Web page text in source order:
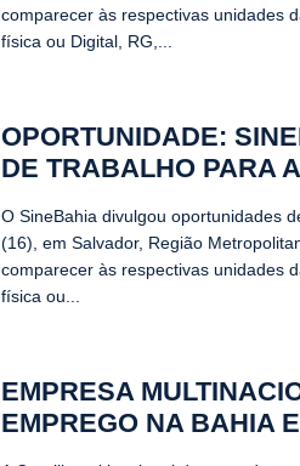
comparecer às respectivas unidades
física ou Digital, RG,...
OPORTUNIDADE:
DE TRABALHO PARA
O SineBahia divulgou oportunidades
(16), em Salvador, Região
comparecer às respectivas unidades
física ou...
EMPRESA
EMPREGO NA BAHIA